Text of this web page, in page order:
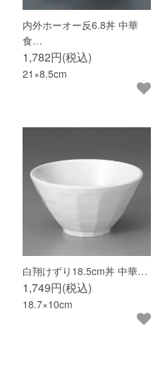
内外ホーオー反6.8丼 中華
食…
1,782円(税込)
21×8.5cm
白翔けずり18.5cm丼 中華…
1,749円(税込)
18.7×10cm